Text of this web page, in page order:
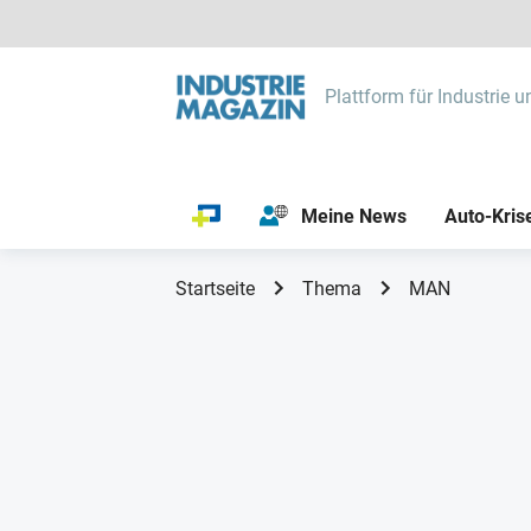
Plattform für Industrie
Meine News Auto-
Startseite Thema MAN